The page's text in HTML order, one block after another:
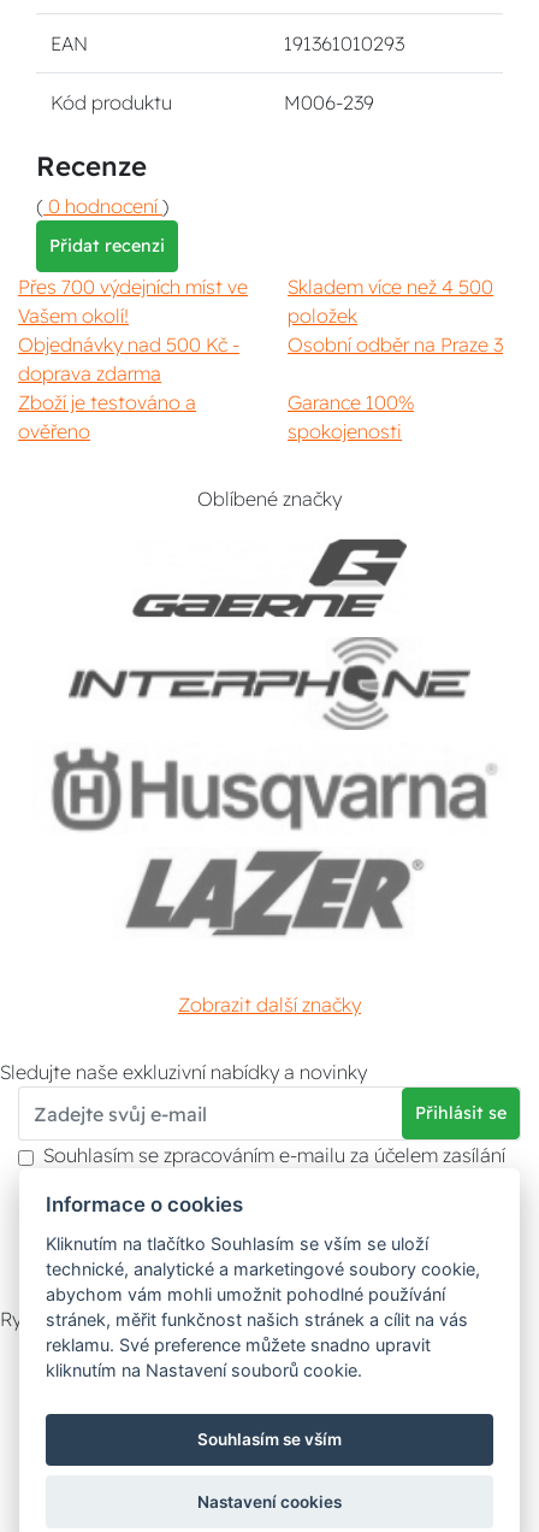
EAN 191361010293
Kód produktu M006-239
Recenze
( 0 hodnocení )
Přidat recenzi
Přes 700 výdejních míst ve
Vašem okolí!
Skladem více než 4 500
položek
Objednávky nad 500 Kč -
doprava zdarma
Osobní odběr na Praze 3
Zboží je testováno a
ověřeno
Garance 100%
spokojenosti
Oblíbené značky
Zobrazit další značky
Sledujte naše exkluzivní nabídky a novinky
Přihlásit se
Souhlasím se zpracováním e-mailu za účelem zasílání
Více informací naleznete v
údajů . Souhlas můžete kdykoliv odvolat.
Rychlý kontakt
Zákaznický servis Vyzvednutí zboží
Informace o cookies
Kliknutím na tlačítko Souhlasím se vším se uloží
technické, analytické a marketingové soubory cookie,
abychom vám mohli umožnit pohodlné používání
stránek, měřit funkčnost našich stránek a cílit na vás
reklamu. Své preference můžete snadno upravit
kliknutím na Nastavení souborů cookie.
Souhlasím se vším
Nastavení cookies